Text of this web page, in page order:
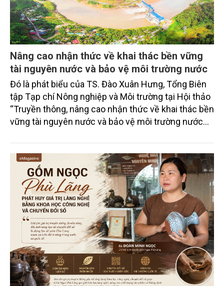
Nâng cao nhận thức về khai thác bền vững
tài nguyên nước và bảo vệ môi trường nước
Đó là phát biểu của TS. Đào Xuân Hưng, Tổng Biên
tập Tạp chí Nông nghiệp và Môi trường tại Hội thảo
“Truyền thông, nâng cao nhận thức về khai thác bền
vững tài nguyên nước và bảo vệ môi trường nước
trường phối hợp với Sở Nông nghiệp và Môi trường
tỉnh Lai Châu tổ chức ngày 10/7/2026. Hội thảo thu
hút sự tham gia của hơn 100 đại biểu là lãnh đạo
các đơn vị thuộc Bộ Nông nghiệp và Môi trường,
chuyên gia, nhà khoa học, Sở Nông nghiệp và Môi
trường tỉnh Lai Châu và đại diện các cơ quan đơn vị
doanh nghiệp ở các tỉnh miền núi phía Bắc.